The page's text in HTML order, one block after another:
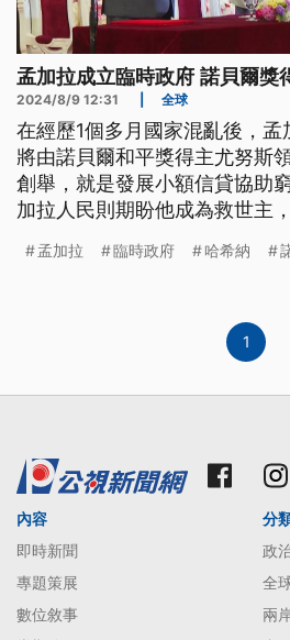
孟加拉成立臨時政府 諾貝爾獎
2024/8/9 12:31 全球
在經歷1個多月國家混亂後，孟
將由諾貝爾和平獎得主尤努斯
創舉，就是發展小額信貸協助
加拉人民則期盼他成為救世主
孟加拉 臨時政府 哈希納
1
內容
即時新聞
專題策展
數位敘事
分
政
全
兩